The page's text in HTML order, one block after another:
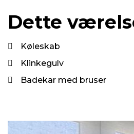
Dette
Køleskab
Klinkegulv
Badekar med bruser